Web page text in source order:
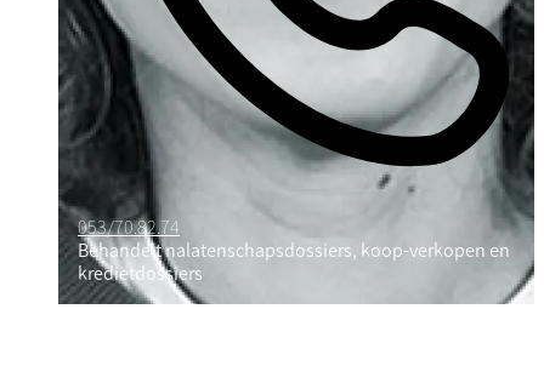
053/70.82.74
Behandelt nalatenschapsdossiers, koop-verkopen en
kredietdossiers